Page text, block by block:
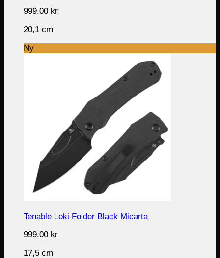
999.00 kr
20,1 cm
Ny
Tenable Loki Folder Black Micarta
999.00 kr
17,5 cm